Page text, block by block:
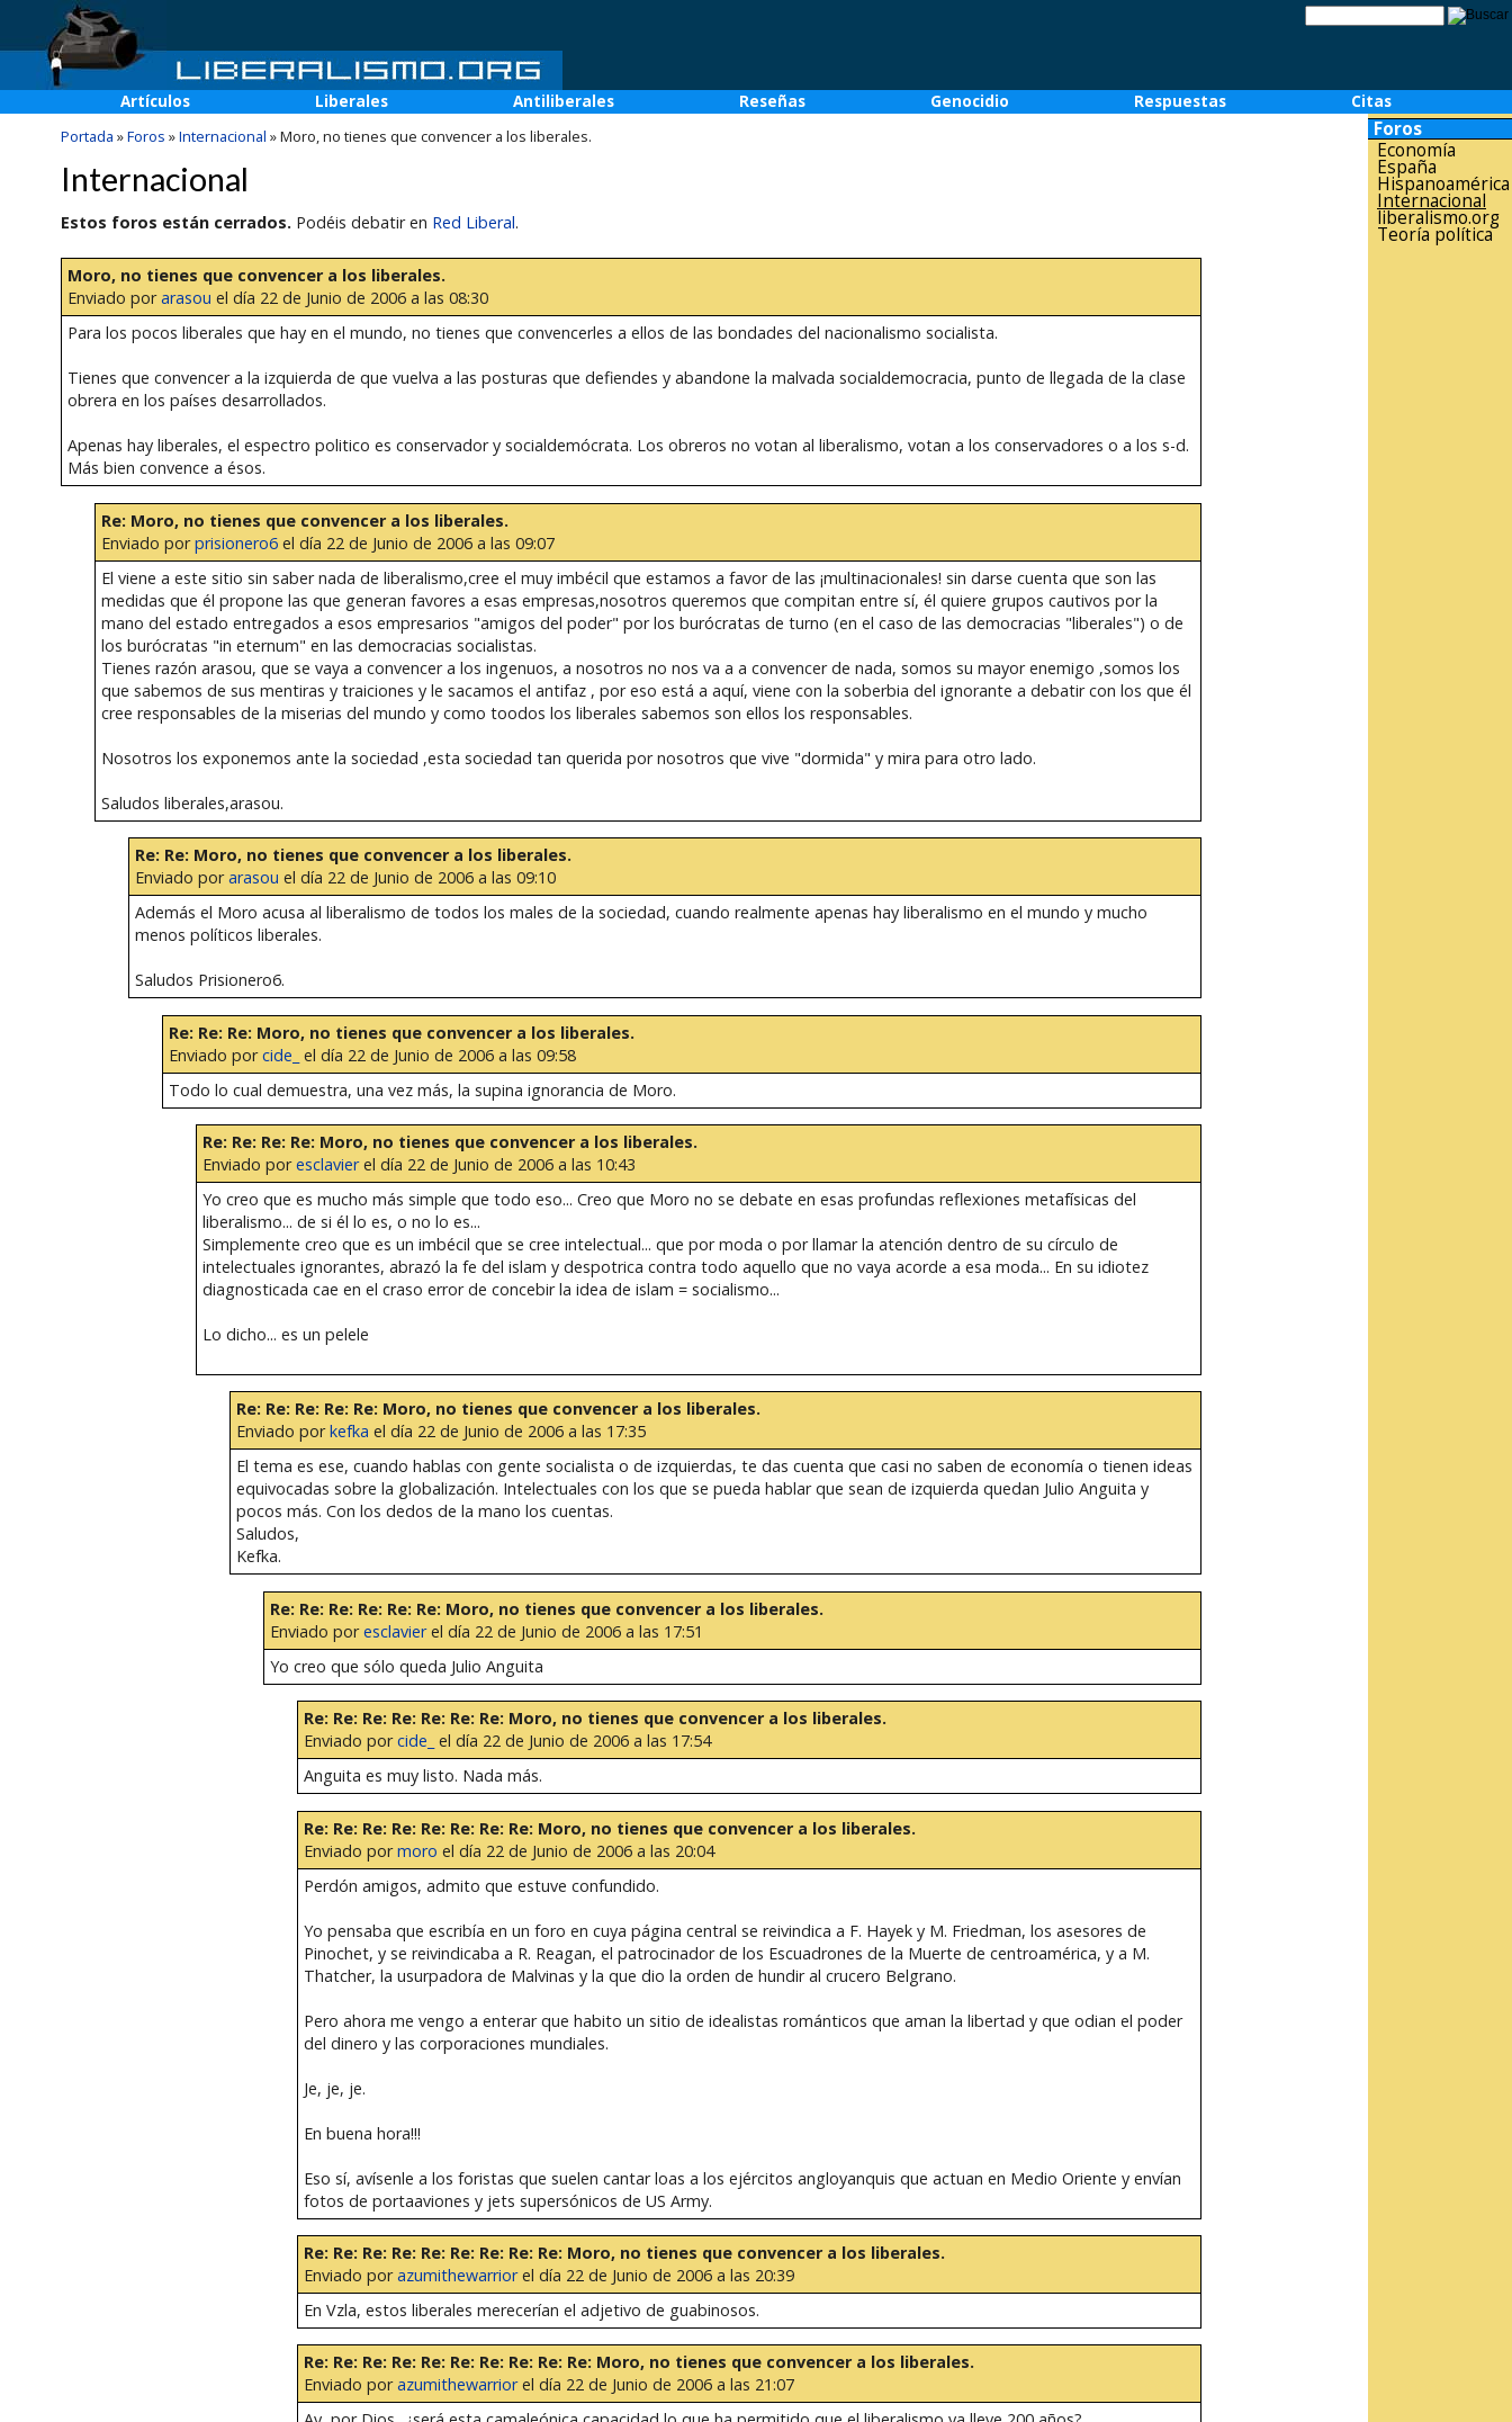
Artículos Liberales Antiliberales Reseñas Genocidio Respuestas
Citas
Portada »Foros »Internacional »Moro, no tienes que convencer a los liberales.
Internacional
Estos foros están cerrados. Podéis debatir en Red Liberal.
Moro, no tienes que convencer a los liberales.
Enviado porarasou el día 22 de Junio de 2006 a las 08:30
Para los pocos liberales que hay en el mundo, no tienes que convencerles a ellos de las bondades del nacionalismo socialista.
Tienes que convencer a la izquierda de que vuelva a las posturas que defiendes y abandone la malvada socialdemocracia, punto de llegada de la clase
obrera en los países desarrollados.
Apenas hay liberales, el espectro politico es conservador y socialdemócrata. Los obreros no votan al liberalismo, votan a los conservadores o a los s-d.
Más bien convence a ésos.
Re: Moro, no tienes que convencer a los liberales.
Enviado porprisionero6el día 22 de Junio de 2006 a las 09:07
El viene a este sitio sin saber nada de liberalismo,cree el muy imbécil que estamos a favor de las ¡multinacionales! sin darse cuenta que son las
medidas que él propone las que generan favores a esas empresas,nosotros queremos que compitan entre sí, él quiere grupos cautivos por la
mano del estado entregados a esos empresarios "amigos del poder" por los burócratas de turno (en el caso de las democracias "liberales") o de
los burócratas "in eternum" en las democracias socialistas.
Tienes razón arasou, que se vaya a convencer a los ingenuos, a nosotros no nos va a a convencer de nada, somos su mayor enemigo ,somos los
que sabemos de sus mentiras y traiciones y le sacamos el antifaz , por eso está a aquí, viene con la soberbia del ignorante a debatir con los que él
cree responsables de la miserias del mundo y como toodos los liberales sabemos son ellos los responsables.
Nosotros los exponemos ante la sociedad ,esta sociedad tan querida por nosotros que vive "dormida" y mira para otro lado.
Saludos liberales,arasou.
Re: Re: Moro, no tienes que convencer a los liberales.
Enviado porarasou el día 22 de Junio de 2006 a las 09:10
Además el Moro acusa al liberalismo de todos los males de la sociedad, cuando realmente apenas hay liberalismo en el mundo y mucho
menos políticos liberales.
Saludos Prisionero6.
Re: Re: Re: Moro, no tienes que convencer a los liberales.
Enviado porcide_ el día 22 de Junio de 2006 a las 09:58
Todo lo cual demuestra, una vez más, la supina ignorancia de Moro.
Re: Re: Re: Re: Moro, no tienes que convencer a los liberales.
Enviado poresclavierel día 22 de Junio de 2006 a las 10:43
Yo creo que es mucho más simple que todo eso... Creo que Moro no se debate en esas profundas reflexiones metafísicas del
liberalismo... de si él lo es, o no lo es...
Simplemente creo que es un imbécil que se cree intelectual... que por moda o por llamar la atención dentro de su círculo de
intelectuales ignorantes, abrazó la fe del islam y despotrica contra todo aquello que no vaya acorde a esa moda... En su idiotez
diagnosticada cae en el craso error de concebir la idea de islam = socialismo...
Lo dicho... es un pelele
Re: Re: Re: Re: Re: Moro, no tienes que convencer a los liberales.
Enviado porkefka el día 22 de Junio de 2006 a las 17:35
El tema es ese, cuando hablas con gente socialista o de izquierdas, te das cuenta que casi no saben de economía o tienen ideas
equivocadas sobre la globalización. Intelectuales con los que se pueda hablar que sean de izquierda quedan Julio Anguita y
pocos más. Con los dedos de la mano los cuentas.
Saludos,
Kefka.
Re: Re: Re: Re: Re: Re: Moro, no tienes que convencer a los liberales.
Enviado poresclavierel día 22 de Junio de 2006 a las 17:51
Yo creo que sólo queda Julio Anguita
Re: Re: Re: Re: Re: Re: Re: Moro, no tienes que convencer a los liberales.
Enviado porcide_ el día 22 de Junio de 2006 a las 17:54
Anguita es muy listo. Nada más.
Re: Re: Re: Re: Re: Re: Re: Re: Moro, no tienes que convencer a los liberales.
Enviado pormoro el día 22 de Junio de 2006 a las 20:04
Perdón amigos, admito que estuve confundido.
Yo pensaba que escribía en un foro en cuya página central se reivindica a F. Hayek y M. Friedman, los asesores de
Pinochet, y se reivindicaba a R. Reagan, el patrocinador de los Escuadrones de la Muerte de centroamérica, y a M.
Thatcher, la usurpadora de Malvinas y la que dio la orden de hundir al crucero Belgrano.
Pero ahora me vengo a enterar que habito un sitio de idealistas románticos que aman la libertad y que odian el poder
del dinero y las corporaciones mundiales.
Je, je, je.
En buena hora!!!
Eso sí, avísenle a los foristas que suelen cantar loas a los ejércitos angloyanquis que actuan en Medio Oriente y envían
fotos de portaaviones y jets supersónicos de US Army.
Re: Re: Re: Re: Re: Re: Re: Re: Re: Moro, no tienes que convencer a los liberales.
Enviado porazumithewarriorel día 22 de Junio de 2006 a las 20:39
En Vzla, estos liberales merecerían el adjetivo de guabinosos.
Re: Re: Re: Re: Re: Re: Re: Re: Re: Re: Moro, no tienes que convencer a los liberales.
Enviado porazumithewarriorel día 22 de Junio de 2006 a las 21:07
Foros
Economía
España
Hispanoamérica
Internacional
liberalismo.org
Teoría política